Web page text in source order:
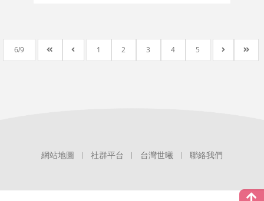
69 1 2 3 4 5
網站地圖 社群平台 台灣世曦 聯絡我們